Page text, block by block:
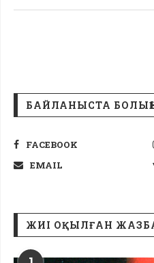
БАЙЛАНЫСТА
FACEBOOK
EMAIL
ЖИІ ОҚЫЛҒАН